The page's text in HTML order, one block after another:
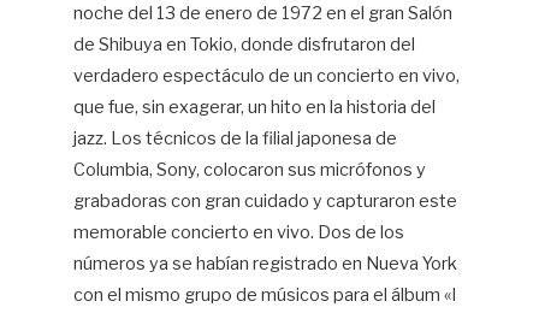
noche del 13 de enero de 1972 en el gran Salón
de Shibuya en Tokio, donde disfrutaron del
verdadero espectáculo de un concierto en vivo,
que fue, sin exagerar, un hito en la historia del
jazz. Los técnicos de la filial japonesa de
Columbia, Sony, colocaron sus micrófonos y
grabadoras con gran cuidado y capturaron este
memorable concierto en vivo. Dos de los
números ya se habían registrado en Nueva York
con el mismo grupo de músicos para el álbum «I